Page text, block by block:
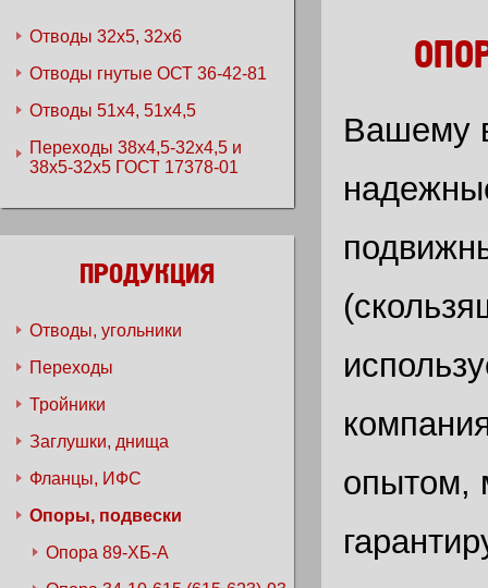
Отводы 32х5, 32х6
Отводы гнутые ОСТ 36-42-81
Отводы 51х4, 51х4,5
Переходы 38x4,5-32x4,5 и
38x5-32x5 ГОСТ 17378-01
ПРОДУКЦИЯ
Отводы, угольники
Переходы
Тройники
Заглушки, днища
Фланцы, ИФС
Опоры, подвески
Опора 89-ХБ-А
Вашему
опытом,